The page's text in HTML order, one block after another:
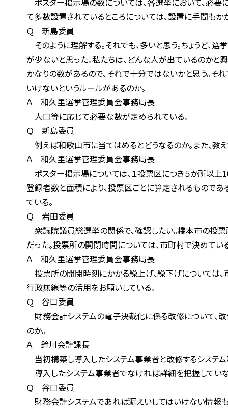
て多数設置されているところについては、設置に手間もか
Ｑ 新島委員
そのように理解する。それでも、多いと思う。ちょうど、選
が少ないと思った。私たちは、どんな人が出ているのかと
かなりの数があるので、それで十分ではないかと思う。そ
いけないというルールがあるのか。
Ａ 和久里選挙管理委員会事務局長
人口等に応じて必要な数が定められている。
Ｑ 新島委員
例えば和歌山市に当てはめるとどうなるのか。また、教え
Ａ 和久里選挙管理委員会事務局長
ポスター掲示場については、１投票区につき５か所以上
登録者数と面積により、投票区ごとに算定されるものであ
ている。
Ｑ 岩田委員
衆議院議員総選挙の関係で、確認したい。橋本市の投票所
だった。投票所の開閉時間については、市町村で決めてい
Ａ 和久里選挙管理委員会事務局長
投票所の開閉時刻にかかる繰上げ、繰下げについては、
行政無線等の活用をお願いしている。
Ｑ 谷口委員
財務会計システムの電子決裁化に係る改修について、改
のか。
Ａ 鈴川会計課長
当初構築し導入したシステム事業者と改修するシステム
導入したシステム事業者でなければ詳細を把握して
Ｑ 谷口委員
財務会計システムであれば漏えいしてはいけない情報も